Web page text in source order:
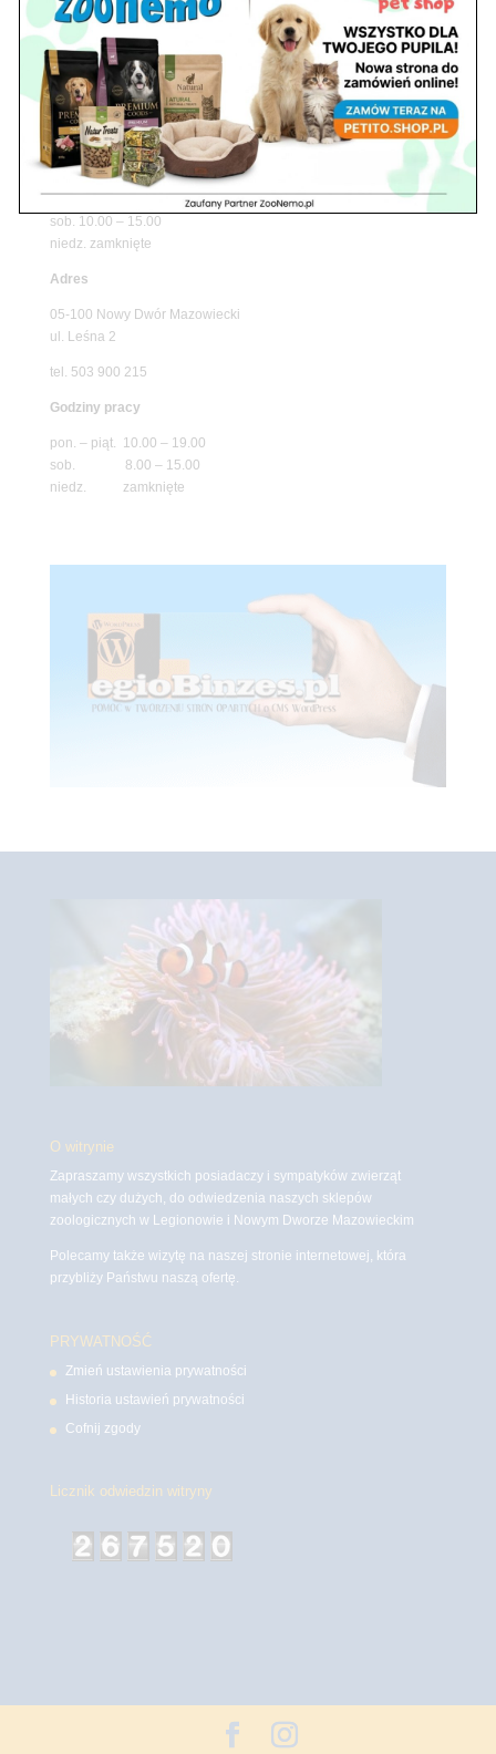
Znajdź nas
Adres
05-120 Legionowo
ul. Piłsudskiego 31,
pawilon 134
tel./fax. 22 784 71 96
Godziny pracy
pon. – piąt. 10.00 – 19.00
sob. 10.00 – 15.00
niedz. zamknięte
Adres
05-100 Nowy Dwór Mazowiecki
ul. Leśna 2
tel. 503 900 215
Godziny pracy
pon. – piąt. 10.00 – 19.00
sob. 8.00 – 15.00
niedz. zamknięte
O witrynie
Zapraszamy wszystkich posiadaczy i sympatyków zwierząt
małych czy dużych, do odwiedzenia naszych sklepów
zoologicznych w Legionowie i Nowym Dworze Mazowieckim
Polecamy także wizytę na naszej stronie internetowej, która
przybliży Państwu naszą ofertę.
PRYWATNOŚĆ
Zmień ustawienia prywatności
Historia ustawień prywatności
Cofnij zgody
Licznik odwiedzin witryny